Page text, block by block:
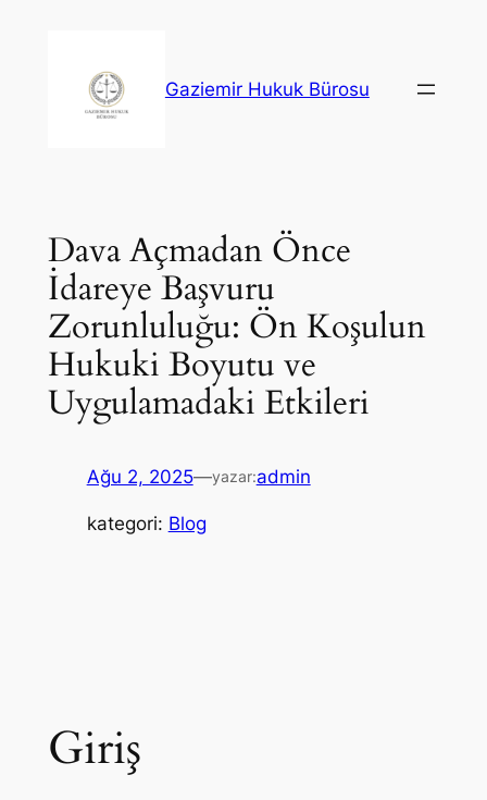
Gaziemir Hukuk Bürosu
Dava Açmadan Önce
İdareye Başvuru
Zorunluluğu: Ön Koşulun
Hukuki Boyutu ve
Uygulamadaki Etkileri
Ağu 2, 2025—yazar:admin
kategori: Blog
Giriş